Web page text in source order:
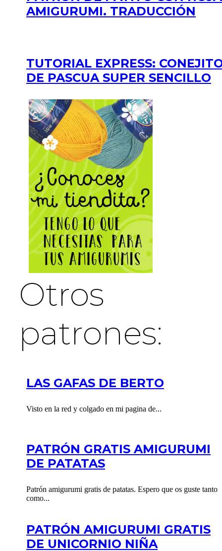
AMIGURUMI. TRADUCCIÓN
TUTORIAL EXPRESS:
DE PASCUA SUPER SENCILLO
Otros
patrones:
LAS GAFAS DE BERTO
Visto en la red y colgado en mi pagina de...
PATRÓN GRATIS AMIGURUMI
DE PATATAS
Patrón amigurumi gratis de patatas. Espero que os guste tanto
como...
PATRÓN AMIGURUMI GRATIS
DE UNICORNIO NIÑA